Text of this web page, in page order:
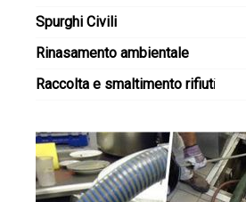
Spurghi Civili
Rinasamento ambientale
Raccolta e smaltimento rifiuti